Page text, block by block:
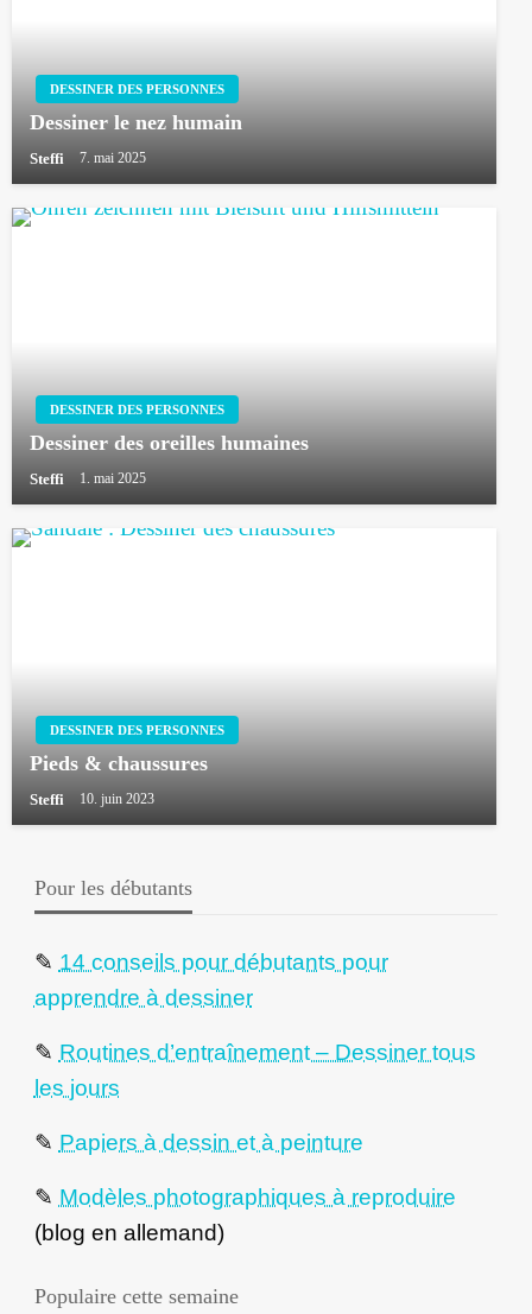
DESSINER DES PERSONNES
Dessiner le nez humain
Steffi 7. mai 2025
DESSINER DES PERSONNES
Dessiner des oreilles humaines
Steffi 1. mai 2025
DESSINER DES PERSONNES
Pieds & chaussures
Steffi 10. juin 2023
Pour les débutants
✎ 14 conseils pour débutants pour
apprendre à dessiner
✎ Routines d’entraînement – Dessiner tous
les jours
✎ Papiers à dessin et à peinture
✎ Modèles photographiques à reproduire
(blog en allemand)
Populaire cette semaine